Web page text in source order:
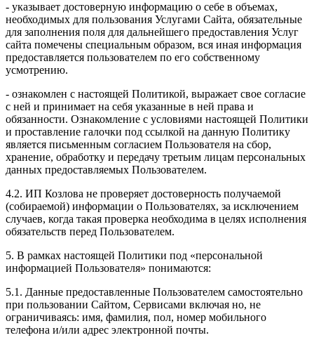
- указывает достоверную информацию о себе в объемах,
необходимых для пользования Услугами Сайта, обязательные
для заполнения поля для дальнейшего предоставления Услуг
сайта помечены специальным образом, вся иная информация
предоставляется пользователем по его собственному
усмотрению.
- ознакомлен с настоящей Политикой, выражает свое согласие
с ней и принимает на себя указанные в ней права и
обязанности. Ознакомление с условиями настоящей Политики
и проставление галочки под ссылкой на данную Политику
является письменным согласием Пользователя на сбор,
хранение, обработку и передачу третьим лицам персональных
данных предоставляемых Пользователем.
4.2. ИП Козлова не проверяет достоверность получаемой
(собираемой) информации о Пользователях, за исключением
случаев, когда такая проверка необходима в целях исполнения
обязательств перед Пользователем.
5. В рамках настоящей Политики под «персональной
информацией Пользователя» понимаются:
5.1. Данные предоставленные Пользователем самостоятельно
при пользовании Сайтом, Сервисами включая но, не
ограничиваясь: имя, фамилия, пол, номер мобильного
телефона и/или адрес электронной почты.